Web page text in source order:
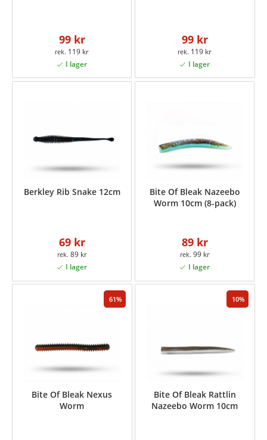
99 kr
119 kr
99 kr
119 kr
Berkley Rib Snake 12cm
69 kr
89 kr
Bite Of Bleak Nazeebo
Worm 10cm (8-pack)
89 kr
99 kr
61
Bite Of Bleak Nexus
Worm
10
Bite Of Bleak Rattlin
Nazeebo Worm 10cm